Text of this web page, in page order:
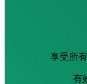
享受所
有